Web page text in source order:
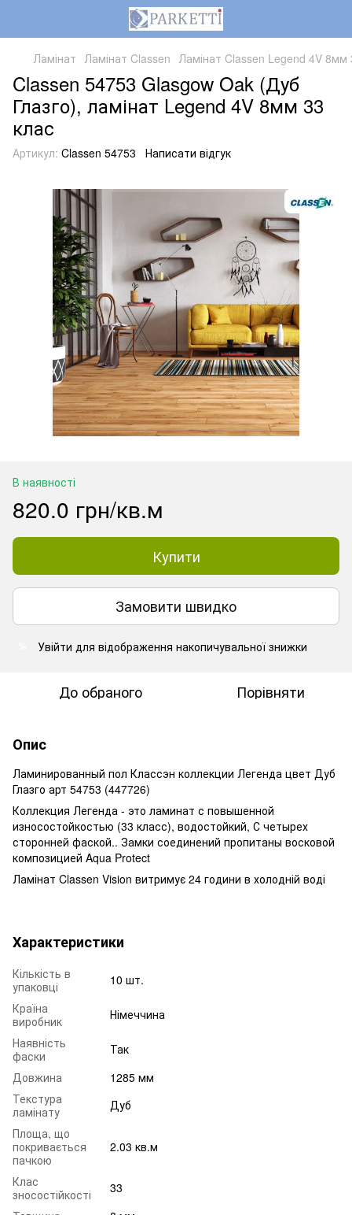
Ламінат Ламінат Classen Ламінат Classen Legend 4V 8мм
Classen 54753 Glasgow Oak (Дуб
Глазго), ламінат Legend 4V 8мм 33
клас
Артикул: Classen 54753 Написати відгук
В наявності
820.0 грн/кв.м
Купити
Замовити швидко
Увійти для відображення накопичувальної знижки
До обраного Порівняти
Опис
Ламинированный пол Классэн коллекции Легенда цвет Дуб
Глазго арт 54753 (447726)
Коллекция Легенда - это ламинат с повышенной
износостойкостью (33 класс), водостойкий, С четырех
сторонней фаской.. Замки соединений пропитаны восковой
композицией Aqua Protect
Ламінат Classen Vision витримує 24 години в холодній воді
Характеристики
Кількість в
упаковці
10 шт.
Країна
виробник
Німеччина
Наявність
фаски
Так
Довжина
1285 мм
Текстура
ламінату
Дуб
Площа, що
покривається
пачкою
2.03 кв.м
Клас
зносостійкості
33